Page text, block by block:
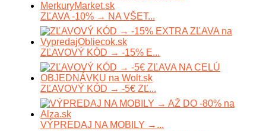
ZĽAVA -10% → NA VŠET...
ZĽAVOVÝ KÓD → -15% E...
ZĽAVOVÝ KÓD → -5€ ZĽ...
VÝPREDAJ NA MOBILY →...